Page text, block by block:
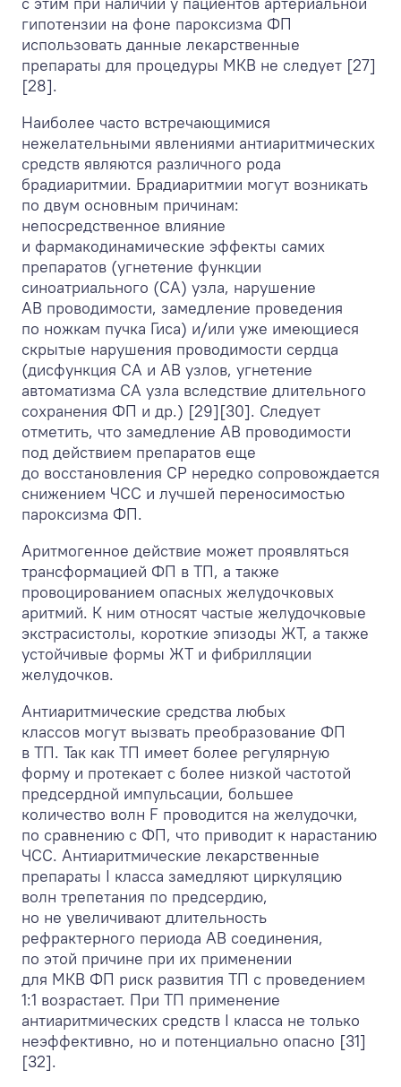
гипотензии на фоне пароксизма ФП
использовать данные лекарственные
препараты для процедуры МКВ не следует [27]
[28].
Наиболее часто встречающимися
нежелательными явлениями антиаритмических
средств являются различного рода
брадиаритмии. Брадиаритмии могут возникать
по двум основным причинам:
непосредственное влияние
и фармакодинамические эффекты самих
препаратов (угнетение функции
синоатриального (СА) узла, нарушение
АВ проводимости, замедление проведения
по ножкам пучка Гиса) и/или уже имеющиеся
скрытые нарушения проводимости сердца
(дисфункция СА и АВ узлов, угнетение
автоматизма СА узла вследствие длительного
сохранения ФП и др.) [29][30]. Следует
отметить, что замедление АВ проводимости
под действием препаратов еще
до восстановления СР нередко сопровождается
снижением ЧСС и лучшей переносимостью
пароксизма ФП.
Аритмогенное действие может проявляться
трансформацией ФП в ТП, а также
провоцированием опасных желудочковых
аритмий. К ним относят частые желудочковые
экстрасистолы, короткие эпизоды ЖТ, а также
устойчивые формы ЖТ и фибрилляции
желудочков.
Антиаритмические средства любых
классов могут вызвать преобразование ФП
в ТП. Так как ТП имеет более регулярную
форму и протекает с более низкой частотой
предсердной импульсации, большее
количество волн F проводится на желудочки,
по сравнению с ФП, что приводит к нарастанию
ЧСС. Антиаритмические лекарственные
препараты I класса замедляют циркуляцию
волн трепетания по предсердию,
но не увеличивают длительность
рефрактерного периода АВ соединения,
по этой причине при их применении
для МКВ ФП риск развития ТП с проведением
1:1 возрастает. При ТП применение
антиаритмических средств I класса не только
неэффективно, но и потенциально опасно [31]
[32].